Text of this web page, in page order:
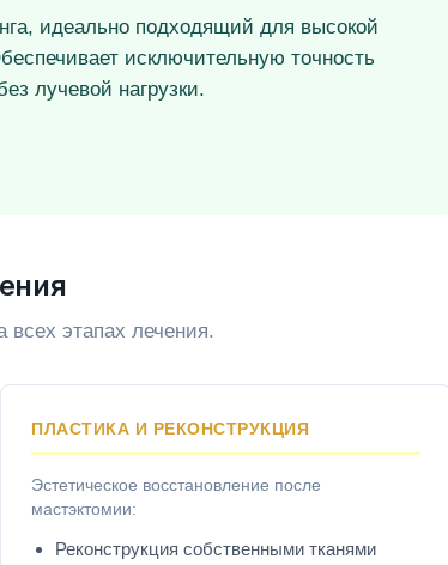
идеально подходящий для высокой
исключительную точность
лучевой нагрузки.
всех этапах лечения.
ПЛАСТИКА И РЕКОНСТРУКЦИЯ
Эстетическое восстановление после
мастэктомии:
Реконструкция собственными тканями